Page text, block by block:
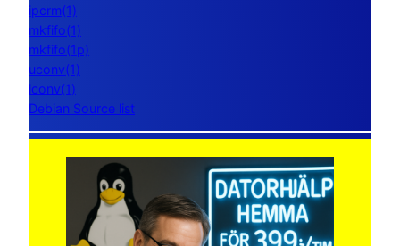
ipcrm(1)
mkfifo(1)
mkfifo(1p)
uconv(1)
iconv(1)
Debian Source list